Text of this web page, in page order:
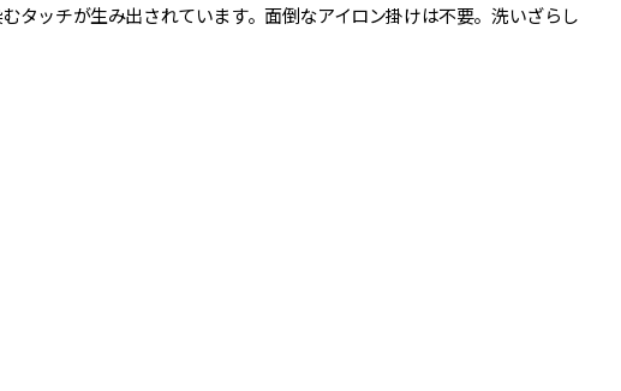
タッチが生み出されています。面倒なアイロン掛けは不要。洗いざらし